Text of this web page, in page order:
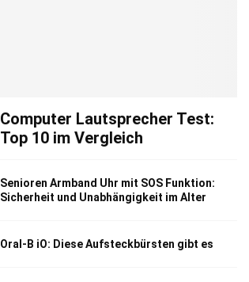
Computer Lautsprecher Test:
Top 10 im Vergleich
Senioren Armband Uhr mit SOS Funktion:
Sicherheit und Unabhängigkeit im Alter
Oral-B iO: Diese Aufsteckbürsten gibt es